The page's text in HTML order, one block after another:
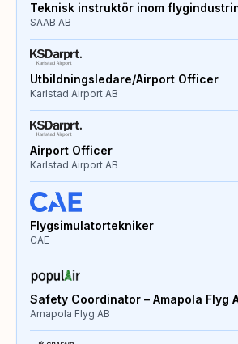
Teknisk instruktör inom
SAAB AB
Utbildningsledare/Airport Officer
Karlstad Airport AB
Airport Officer
Karlstad Airport AB
Flygsimulatortekniker
CAE
Safety Coordinator – Amapola Flyg
Amapola Flyg AB